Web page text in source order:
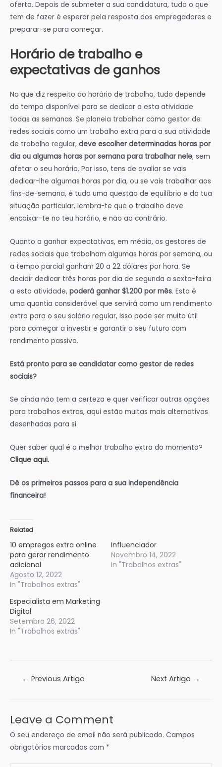
oferta. Depois de submeter a sua candidatura, tudo o que
tem de fazer é esperar pela resposta dos empregadores e
preparar-se para começar.
Horário de trabalho e
expectativas de ganhos
No que diz respeito ao horário de trabalho, tudo depende
do tempo disponível para se dedicar a esta atividade
todas as semanas. Se planeia trabalhar como gestor de
redes sociais como um trabalho extra para a sua atividade
de trabalho regular, deve escolher determinadas horas por
dia ou algumas horas por semana para trabalhar nele, sem
afetar o seu horário. Por isso, tens de avaliar se vais
dedicar-lhe algumas horas por dia, ou se vais trabalhar aos
fins-de-semana, é tudo uma questão de equilíbrio e da tua
situação particular, lembra-te que o trabalho deve
encaixar-te no teu horário, e não ao contrário.
Quanto a ganhar expectativas, em média, os gestores de
redes sociais que trabalham algumas horas por semana, ou
a tempo parcial ganham 20 a 22 dólares por hora. Se
decidir dedicar três horas por dia de segunda a sexta-feira
a esta atividade, poderá ganhar $1.200 por mês. Esta é
uma quantia considerável que servirá como um rendimento
extra para o seu salário regular, isso pode ser muito útil
para começar a investir e garantir o seu futuro com
rendimento passivo.
Está pronto para se candidatar como gestor de redes
sociais?
Se ainda não tem a certeza e quer verificar outras opções
para trabalhos extras, aqui estão muitas mais alternativas
desenhadas para si.
Quer saber qual é o melhor trabalho extra do momento?
Clique aqui.
Dê os primeiros passos para a sua independência
financeira!
Related
10 empregos extra online
para gerar rendimento
adicional
Agosto 12, 2022
In "Trabalhos extras"
Influenciador
Novembro 14, 2022
In "Trabalhos extras"
Especialista em Marketing
Digital
Setembro 26, 2022
In "Trabalhos extras"
Navegação
← Previous Artigo Next Artigo →
Leave a Comment
O seu endereço de email não será publicado. Campos
obrigatórios marcados com *